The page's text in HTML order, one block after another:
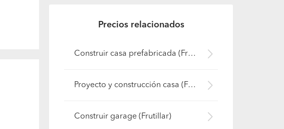
Precios relacionados
Construir casa prefabricada (Frutillar)
Proyecto y construcción casa (Frutillar)
Construir garage (Frutillar)